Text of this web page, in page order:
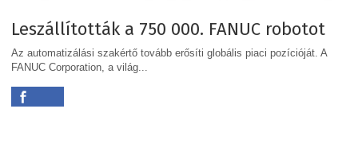
Leszállították a 750 000. FANUC robotot
Az automatizálási szakértő tovább erősíti globális piaci pozícióját. A
FANUC Corporation, a világ...